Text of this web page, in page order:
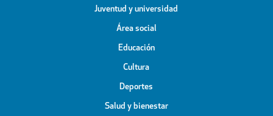
Juventud y universidad
Área social
Educación
Cultura
Deportes
Salud y bienestar